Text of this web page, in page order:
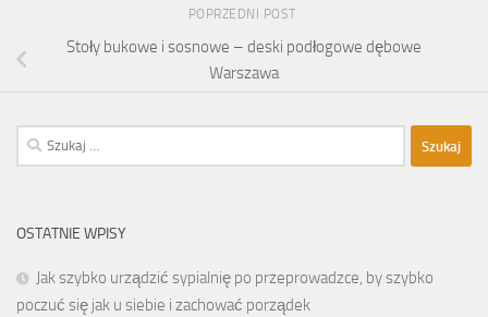
POPRZEDNI POST
Stoły bukowe i sosnowe – deski podłogowe dębowe
Warszawa
Szukaj:
OSTATNIE WPISY
Jak szybko urządzić sypialnię po przeprowadzce, by szybko
poczuć się jak u siebie i zachować porządek